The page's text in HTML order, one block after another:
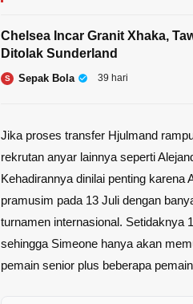
Chelsea Incar Granit Xhaka,
Ditolak Sunderland
S Sepak Bola 39 hari
Jika proses transfer Hjulmand
rekrutan anyar lainnya seperti
Kehadirannya dinilai penting karena
pramusim pada 13 Juli dengan
turnamen internasional. Setidaknya
sehingga Simeone hanya akan
pemain senior plus beberapa